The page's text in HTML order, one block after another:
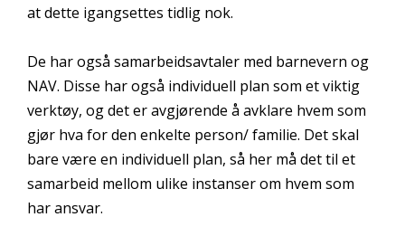
at dette igangsettes tidlig nok.
De har også samarbeidsavtaler med barnevern og
NAV. Disse har også individuell plan som et viktig
verktøy, og det er avgjørende å avklare hvem som
gjør hva for den enkelte person/ familie. Det skal
bare være en individuell plan, så her må det til et
samarbeid mellom ulike instanser om hvem som
har ansvar.